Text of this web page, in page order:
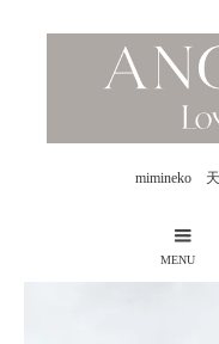
mimineko
MENU